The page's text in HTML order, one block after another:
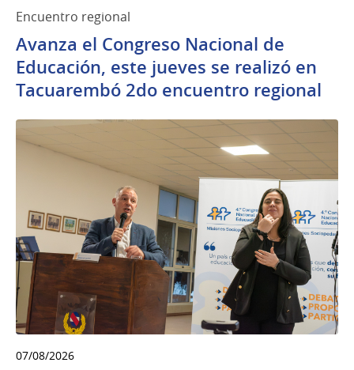
Encuentro regional
Avanza el Congreso Nacional de
Educación, este jueves se realizó en
Tacuarembó 2do encuentro regional
07/08/2026